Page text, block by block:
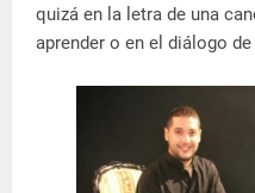
quizá en la letra de una
aprender o en el diálogo de